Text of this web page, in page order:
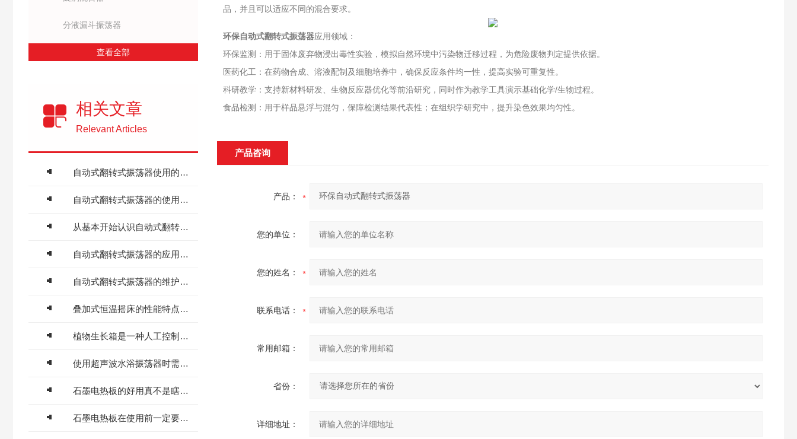
分液漏斗振荡器
查看全部
相关文章
Relevant Articles
自动式翻转式振荡器使用的基本条件如下
自动式翻转式振荡器的使用优势有哪些？
从基本开始认识自动式翻转式振荡器
自动式翻转式振荡器的应用领域有哪些？
自动式翻转式振荡器的维护保养你了解多少
叠加式恒温摇床的性能特点，一看便知
植物生长箱是一种人工控制环境的设备
使用超声波水浴振荡器时需要注意些什么？
石墨电热板的好用真不是瞎说的!
石墨电热板在使用前一定要先来了解下这些
品，并且可以适应不同的混合要求。
环保自动式翻转式振荡器应用领域：
环保监测：用于固体废弃物浸出毒性实验，模拟自然环境中污染物迁移过程，为危险废物判定提供依据。
医药化工：在药物合成、溶液配制及细胞培养中，确保反应条件均一性，提高实验可重复性。
科研教学：支持新材料研发、生物反应器优化等前沿研究，同时作为教学工具演示基础化学/生物过程。
食品检测：用于样品悬浮与混匀，保障检测结果代表性；在组织学研究中，提升染色效果均匀性。
产品咨询
产品：
您的单位：
您的姓名：
联系电话：
常用邮箱：
省份：
详细地址：